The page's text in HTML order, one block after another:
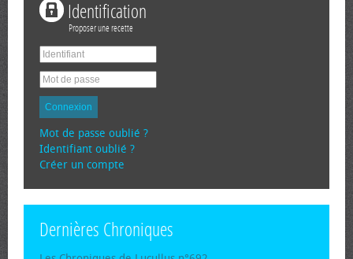
Identification
Proposer une recette
Connexion
Mot de passe oublié ?
Identifiant oublié ?
Créer un compte
Dernières Chroniques